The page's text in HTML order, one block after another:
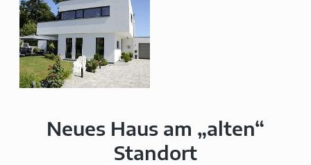
Neues Haus am „alten“
Standort